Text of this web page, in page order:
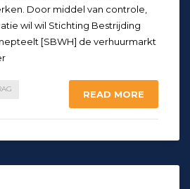
Door middel van controle,
wil wil Stichting Bestrijding
[SBWH] de verhuurmarkt
READ MORE